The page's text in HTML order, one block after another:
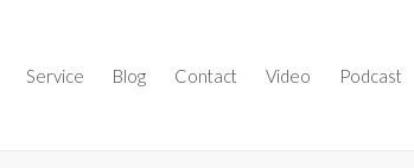
Service Blog Contact Video Podcast